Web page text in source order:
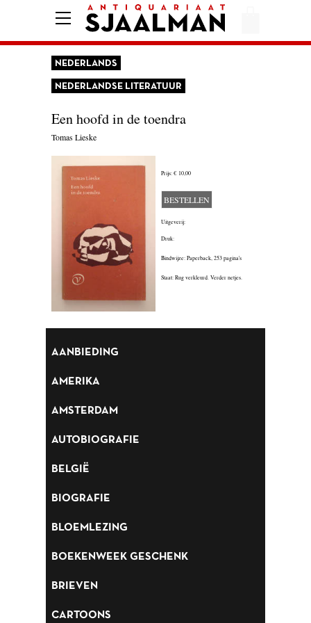
VOORWAARDEN
AUTOBIOGRAFIE
BIOGRAFIE
BLOEMLEZING
BOEKENWEEK GESCHENK
BRIEVEN
CARTOONS
COLUMNS
DONATEURS LITERAIR
NEDERLANDS
NEDERLANDSE LITERATUUR
Een hoofd in de toendra
Tomas Lieske
Prijs: € 10,00
BESTELLEN
Uitgeverij:
Druk:
Bindwijze: Paperback, 253 pagina's
Staat: Rug verkleurd. Verder netjes.
AANBIEDING
AMERIKA
AMSTERDAM
AUTOBIOGRAFIE
BELGIË
BIOGRAFIE
BLOEMLEZING
BOEKENWEEK GESCHENK
BRIEVEN
CARTOONS